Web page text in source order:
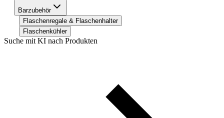
Barzubehör
Flaschenregale & Flaschenhalter
Flaschenkühler
Suche mit KI nach Produkten